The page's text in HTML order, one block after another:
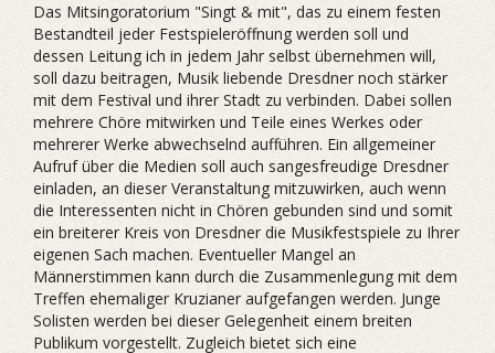
Das Mitsingoratorium "Singt & mit", das zu einem festen
Bestandteil jeder Festspieleröffnung werden soll und
dessen Leitung ich in jedem Jahr selbst übernehmen will,
soll dazu beitragen, Musik liebende Dresdner noch stärker
mit dem Festival und ihrer Stadt zu verbinden. Dabei sollen
mehrere Chöre mitwirken und Teile eines Werkes oder
mehrerer Werke abwechselnd aufführen. Ein allgemeiner
Aufruf über die Medien soll auch sangesfreudige Dresdner
einladen, an dieser Veranstaltung mitzuwirken, auch wenn
die Interessenten nicht in Chören gebunden sind und somit
ein breiterer Kreis von Dresdner die Musikfestspiele zu Ihrer
eigenen Sach machen. Eventueller Mangel an
Männerstimmen kann durch die Zusammenlegung mit dem
Treffen ehemaliger Kruzianer aufgefangen werden. Junge
Solisten werden bei dieser Gelegenheit einem breiten
Publikum vorgestellt. Zugleich bietet sich eine